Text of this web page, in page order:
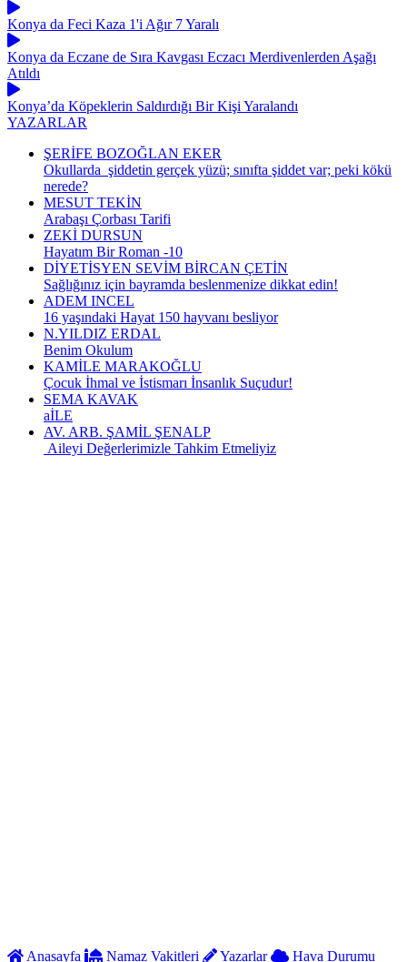
Konya da Feci Kaza 1'i Ağır 7 Yaralı
Konya da Eczane de Sıra Kavgası Eczacı Merdivenlerden Aşağı
Atıldı
Konya’da Köpeklerin Saldırdığı Bir Kişi Yaralandı
YAZARLAR
ŞERİFE BOZOĞLAN EKER
Okullarda şiddetin gerçek yüzü; sınıfta şiddet var; peki kökü
nerede?
MESUT TEKİN
Arabaşı Çorbası Tarifi
ZEKİ DURSUN
Hayatım Bir Roman -10
DİYETİSYEN SEVİM BİRCAN ÇETİN
Sağlığınız için bayramda beslenmenize dikkat edin!
ADEM INCEL
16 yaşındaki Hayat 150 hayvanı besliyor
N.YILDIZ ERDAL
Benim Okulum
KAMİLE MARAKOĞLU
Çocuk İhmal ve İstismarı İnsanlık Suçudur!
SEMA KAVAK
aİLE
AV. ARB. ŞAMİL ŞENALP
Aileyi Değerlerimizle Tahkim Etmeliyiz
Anasayfa Namaz Vakitleri Yazarlar Hava Durumu